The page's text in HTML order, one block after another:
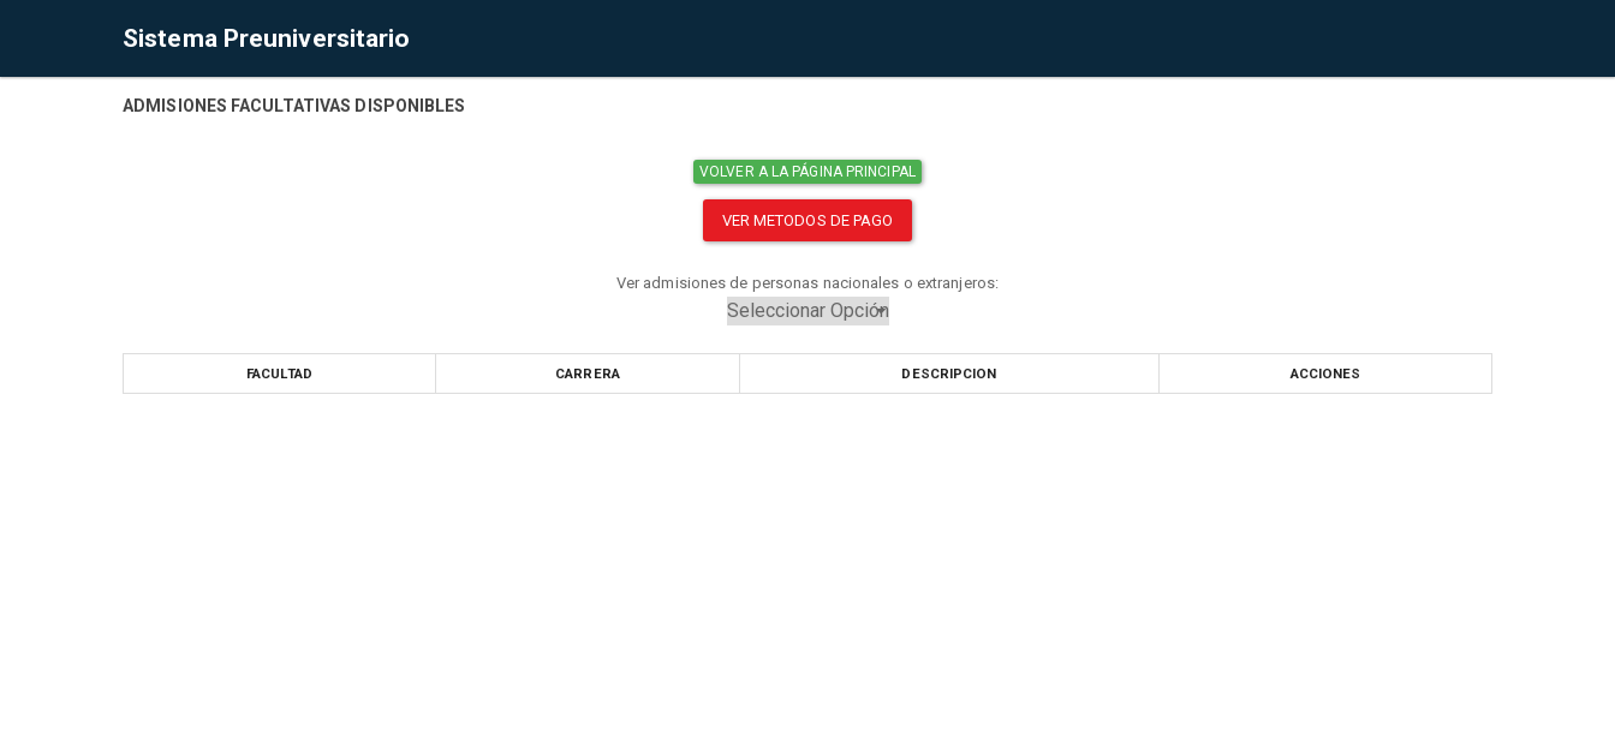
Sistema Preuniversitario
ADMISIONES FACULTATIVAS DISPONIBLES
VOLVER A LA PÁGINA PRINCIPAL
VER METODOS DE PAGO
Ver admisiones de personas nacionales o extranjeros:
FACULTAD CARRERA DESCRIPCION ACCIONES